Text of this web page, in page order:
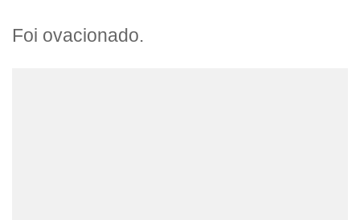
Foi ovacionado.